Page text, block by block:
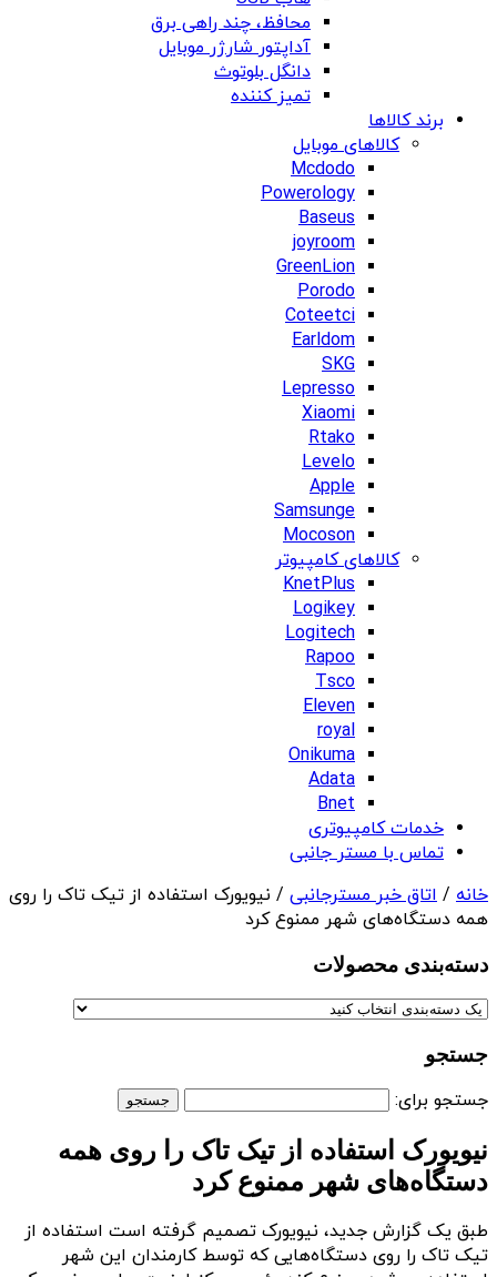
محافظ، چند راهی برق
آداپتور شارژر موبایل
دانگل بلوتوث
تمیز کننده
برند کالاها
کالاهای موبایل
Mcdodo
Powerology
Baseus
joyroom
GreenLion
Porodo
Coteetci
Earldom
SKG
Lepresso
Xiaomi
Rtako
Levelo
Apple
Samsunge
Mocoson
کالاهای کامپیوتر
KnetPlus
Logikey
Logitech
Rapoo
Tsco
Eleven
royal
Onikuma
Adata
Bnet
خدمات کامپیوتری
تماس با مستر جانبی
خانه / اتاق خبر مسترجانبی / نیویورک استفاده از تیک تاک را روی
همه دستگاه‌های شهر ممنوع کرد
دسته‌بندی‌ محصولات
جستجو
جستجو برای:
نیویورک استفاده از تیک تاک را روی همه
دستگاه‌های شهر ممنوع کرد
طبق یک گزارش جدید، نیویورک تصمیم گرفته است استفاده از
تیک تاک را روی دستگاه‌هایی که توسط کارمندان این شهر